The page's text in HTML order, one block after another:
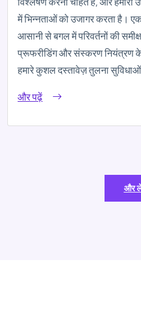
में भिन्नताओं को उजागर करता
आसानी से बगल में परिवर्तनों की
प्रूफरीडिंग और संस्करण नियंत्रण
हमारे कुशल दस्तावेज़ तुलना
और पढ़ें
और